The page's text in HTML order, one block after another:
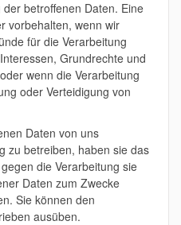
betroffenen Daten. Eine
vorbehalten, wenn wir
für die Verarbeitung
Grundrechte und
wenn die Verarbeitung
oder Verteidigung von
Daten von uns
zu betreiben, haben sie das
die Verarbeitung sie
Daten zum Zwecke
Sie können den
ausüben.